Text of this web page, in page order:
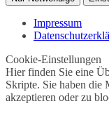
Impressum
Cookie-Einstellungen
Hier finden Sie eine
Skripte. Sie haben die
akzeptieren oder zu